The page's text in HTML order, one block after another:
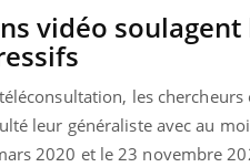
vidéo
les
leur généraliste avec au
2020 et le 23 novembre